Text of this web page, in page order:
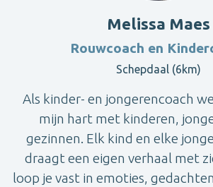
Melissa Maes
Rouwcoach en
Schepdaal (6km)
Als kinder- en jongerencoach
mijn hart met kinderen,
gezinnen. Elk kind en elke
draagt een eigen verhaal met
loop je vast in emoties,